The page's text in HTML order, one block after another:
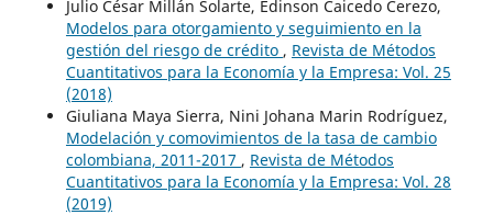
Julio César Millán Solarte, Edinson Caicedo Cerezo,
Modelos para otorgamiento y seguimiento en la
gestión del riesgo de crédito , Revista de Métodos
Cuantitativos para la Economía y la Empresa: Vol. 25
(2018)
Giuliana Maya Sierra, Nini Johana Marin Rodríguez,
Modelación y comovimientos de la tasa de cambio
colombiana, 2011-2017 , Revista de Métodos
Cuantitativos para la Economía y la Empresa: Vol. 28
(2019)